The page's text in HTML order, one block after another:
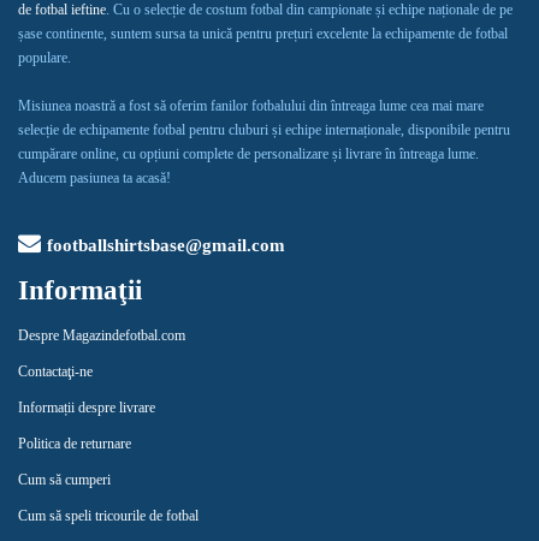
de fotbal ieftine. Cu o selecție de costum fotbal din campionate și echipe naționale de pe
șase continente, suntem sursa ta unică pentru prețuri excelente la echipamente de fotbal
populare.
Misiunea noastră a fost să oferim fanilor fotbalului din întreaga lume cea mai mare
selecție de echipamente fotbal pentru cluburi și echipe internaționale, disponibile pentru
cumpărare online, cu opțiuni complete de personalizare și livrare în întreaga lume.
Aducem pasiunea ta acasă!
footballshirtsbase@gmail.com
Informaţii
Despre Magazindefotbal.com
Contactaţi-ne
Informații despre livrare
Politica de returnare
Cum să cumperi
Cum să speli tricourile de fotbal